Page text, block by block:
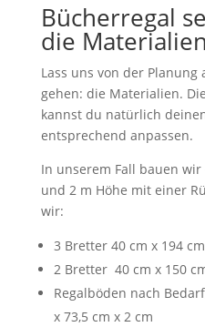
Bücherregal
die Materialien
Lass uns von der
gehen: die Materialien.
kannst du natürlich
entsprechend anpassen.
In unserem Fall bauen wir
und 2 m Höhe mit einer
wir:
3 Bretter 40 cm x 194
2 Bretter 40 cm x 150
Regalböden nach
x 73,5 cm x 2 cm